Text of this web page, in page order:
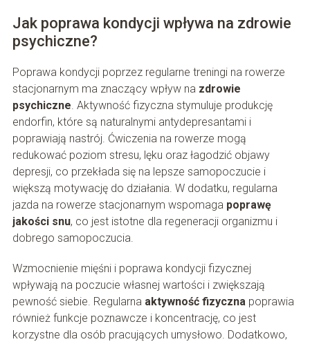
Jak poprawa kondycji wpływa na zdrowie
psychiczne?
Poprawa kondycji poprzez regularne treningi na rowerze
stacjonarnym ma znaczący wpływ na zdrowie
psychiczne. Aktywność fizyczna stymuluje produkcję
endorfin, które są naturalnymi antydepresantami i
poprawiają nastrój. Ćwiczenia na rowerze mogą
redukować poziom stresu, lęku oraz łagodzić objawy
depresji, co przekłada się na lepsze samopoczucie i
większą motywację do działania. W dodatku, regularna
jazda na rowerze stacjonarnym wspomaga poprawę
jakości snu, co jest istotne dla regeneracji organizmu i
dobrego samopoczucia.
Wzmocnienie mięśni i poprawa kondycji fizycznej
wpływają na poczucie własnej wartości i zwiększają
pewność siebie. Regularna aktywność fizycznapoprawia
również funkcje poznawcze i koncentrację, co jest
korzystne dla osób pracujących umysłowo. Dodatkowo,